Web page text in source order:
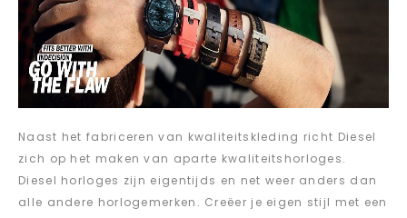
Naast het fabriceren van kwaliteitskleding richt Diesel
zich op het maken van aparte kwaliteitshorloges.
Diesel horloges zijn eigentijds en net weer anders dan
alle andere horlogemerken. Creëer je eigen stijl met een